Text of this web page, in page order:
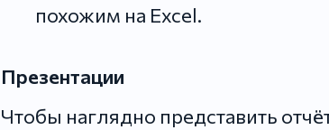
похожим на Excel.
Презентации
Чтобы наглядно представить